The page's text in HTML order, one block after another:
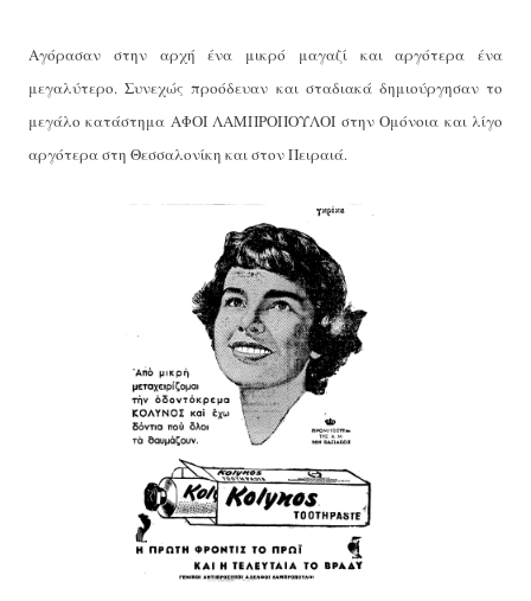
Αγόρασαν στην αρχή ένα μικρό μαγαζί και αργότερα ένα
μεγαλύτερο. Συνεχώς προόδευαν και σταδιακά δημιούργησαν το
μεγάλο κατάστημα ΑΦΟΙ ΛΑΜΠΡΟΠΟΥΛΟΙ στην Ομόνοια και λίγο
αργότερα στη Θεσσαλονίκη και στον Πειραιά.